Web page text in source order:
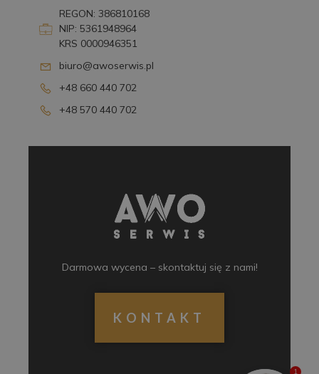
REGON: 386810168
NIP: 5361948964
KRS 0000946351
biuro@awoserwis.pl
+48 660 440 702
+48 570 440 702
Darmowa wycena – skontaktuj się z nami!
KONTAKT